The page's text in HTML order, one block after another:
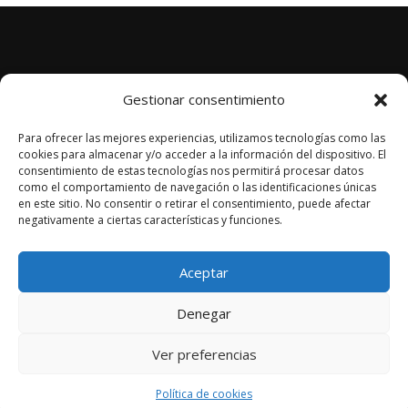
Gestionar consentimiento
Para ofrecer las mejores experiencias, utilizamos tecnologías como las
cookies para almacenar y/o acceder a la información del dispositivo. El
consentimiento de estas tecnologías nos permitirá procesar datos
como el comportamiento de navegación o las identificaciones únicas
en este sitio. No consentir o retirar el consentimiento, puede afectar
negativamente a ciertas características y funciones.
Aceptar
Denegar
Ver preferencias
Política de cookies
Términos de Revocación
Política de Privacidad
Mi cuenta
© 2005-2026 VIKO - TODOS LOS DERECHOS RESERVADOS